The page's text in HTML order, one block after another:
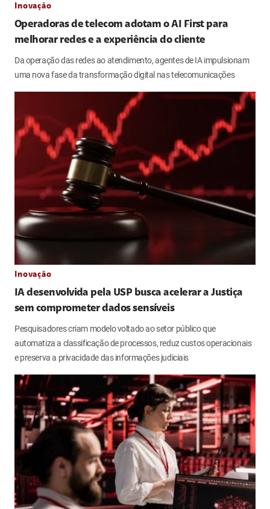
Inovação
Operadoras de telecom adotam o AI First para
melhorar redes e a experiência do cliente
Da operação das redes ao atendimento, agentes de IA impulsionam
uma nova fase da transformação digital nas telecomunicações
Inovação
IA desenvolvida pela USP busca acelerar a Justiça
sem comprometer dados sensíveis
Pesquisadores criam modelo voltado ao setor público que
automatiza a classificação de processos, reduz custos operacionais
e preserva a privacidade das informações judiciais